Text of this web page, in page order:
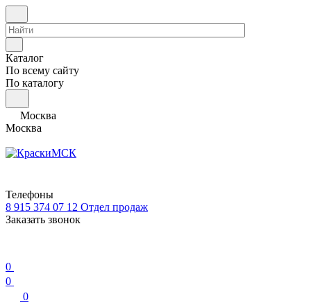
Каталог
По всему сайту
По каталогу
Москва
Москва
Телефоны
8 915 374 07 12 Отдел продаж
Заказать звонок
0
0
0